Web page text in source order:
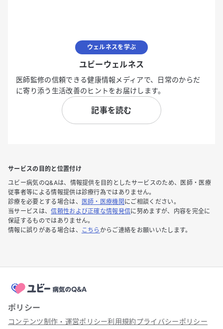
ウェルネスを学ぶ
ユビーウェルネス
医師監修の信頼できる健康情報メディアで、日常のからだ
に寄り添う生活改善のヒントをお届けします。
記事を読む
サービスの目的と位置付け
ユビー病気のQ&Aは、情報提供を目的としたサービスのため、医師・医療
従事者等による情報提供は診療行為ではありません。
診療を必要とする場合は、
医師・医療機関 にご相談ください。
当サービスは、信頼性および正確な情報発信に努めますが、内容を完全に
保証するものではありません。
情報に誤りがある場合は、
こちら からご連絡をお願いいたします。
ポリシー
コンテンツ制作・運営ポリシー利用規約プライバシーポリシー